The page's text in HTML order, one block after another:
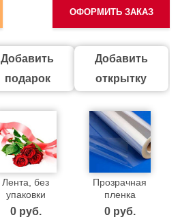
ОФОРМИТЬ ЗАКАЗ
Добавить
подарок
Добавить
открытку
Лента, без
упаковки
0 pуб.
Прозрачная
пленка
0 pуб.